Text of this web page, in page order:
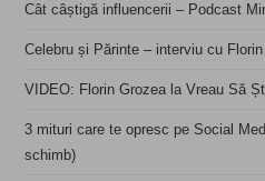
Cât câștigă influencerii – Podcast
Celebru și Părinte – interviu cu
VIDEO: Florin Grozea la Vreau Să
3 mituri care te opresc pe Social
schimb)